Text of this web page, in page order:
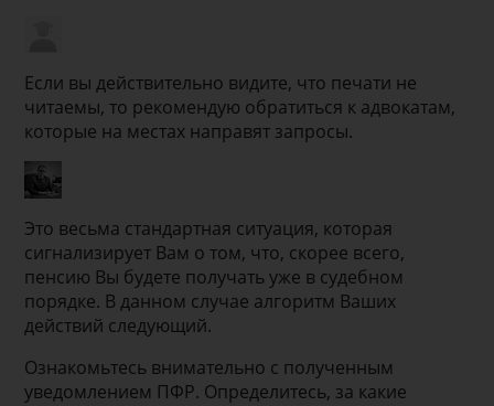
Если вы действительно видите, что печати не
читаемы, то рекомендую обратиться к адвокатам,
которые на местах направят запросы.
Это весьма стандартная ситуация, которая
сигнализирует Вам о том, что, скорее всего,
пенсию Вы будете получать уже в судебном
порядке. В данном случае алгоритм Ваших
действий следующий.
Ознакомьтесь внимательно с полученным
уведомлением ПФР. Определитесь, за какие